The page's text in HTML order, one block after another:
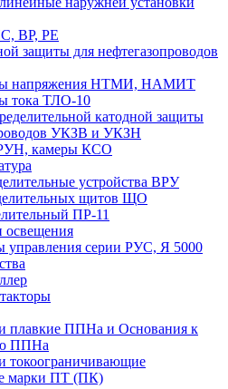
ВР, РЕ
защиты для нефтегазопроводов
напряжения НТМИ, НАМИТ
тока ТЛО-10
катодной защиты
УКЗВ и УКЗН
камеры КСО
устройства ВРУ
щитов ЩО
ПР-11
серии РУС, Я 5000
плавкие ППНа и Основания к
ППНа
токоограничивающие
марки ПТ (ПК)